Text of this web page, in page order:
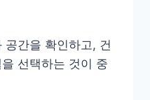
공간을 확인하고, 건
선택하는 것이 중